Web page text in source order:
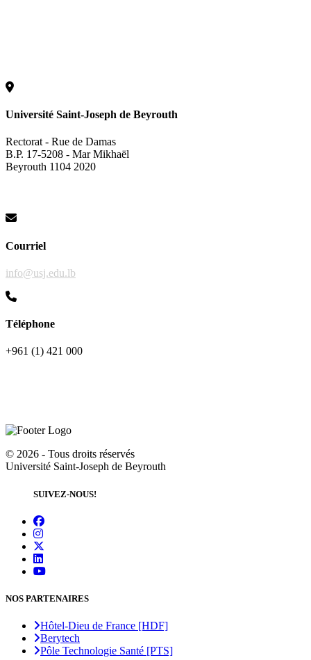
Université Saint-Joseph de Beyrouth
Rectorat - Rue de Damas
B.P. 17-5208 - Mar Mikhaël
Beyrouth 1104 2020
Courriel
info@usj.edu.lb
Téléphone
+961 (1) 421 000
© 2026 - Tous droits réservés
Université Saint-Joseph de Beyrouth
SUIVEZ-NOUS!
NOS PARTENAIRES
Hôtel-Dieu de France [HDF]
Berytech
Pôle Technologie Santé [PTS]